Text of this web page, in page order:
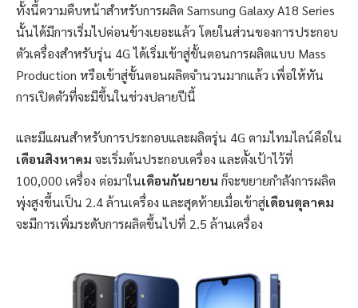
ทั้งนี้ความคืบหน้าสำหรับการผลิต Samsung Galaxy A18 Series
นั้นได้มีการเริ่มไปค่อนข้างเยอะแล้ว โดยในส่วนของการประกอบ
ตัวเครื่องสำหรับรุ่น 4G ได้เริ่มเข้าสู่ขั้นตอนการผลิตแบบ Mass
Production หรือเข้าสู่ขั้นตอนผลิตจำนวนมากแล้ว เพื่อให้ทัน
การเปิดตัวที่จะมีขึ้นในช่วงปลายปีนี้
และมีแผนสำหรับการประกอบและผลิตรุ่น 4G ตามไทมไลน์คือใน
เดือนสิงหาคม จะเริ่มต้นประกอบเครื่อง และตั้งเป้าไว้ที่
100,000 เครื่อง ต่อมาในเดือนกันยายนก็จะขยายกำลังการผลิต
พุ่งสูงขึ้นเป็น 2.4 ล้านเครื่อง และสุดท้ายเมื่อเข้าสู่เดือนตุลาคม
จะมีการเพิ่มระดับการผลิตขึ้นไปที่ 2.5 ล้านเครื่อง